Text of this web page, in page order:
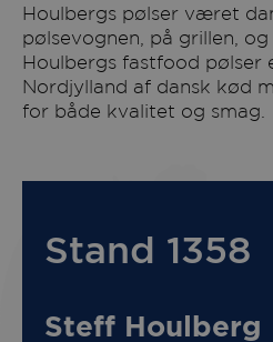
Houlbergs pølser været
pølsevognen, på grillen,
Houlbergs fastfood pølser
Nordjylland af dansk kød
for både kvalitet og smag.
Stand 1358
Steff Houlberg